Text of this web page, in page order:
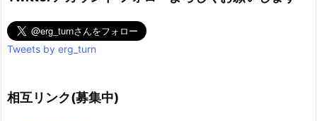
Tweets by erg_turn
相互リンク(募集中)